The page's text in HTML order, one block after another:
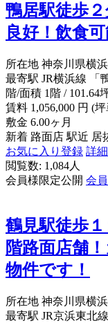
鴨居駅徒歩
良好！飲食
所在地 神奈川県横
最寄駅 JR横浜線 「
階/面積 1階 / 101.64
賃料 1,056,000 円 (坪
敷金 6.00ヶ月
新着 路面店 駅近 居
お気に入り登録 詳
閲覧数: 1,084人
会員様限定公開 会
鶴見駅徒歩
階路面店舗
物件です！
所在地 神奈川県横
最寄駅 JR京浜東北